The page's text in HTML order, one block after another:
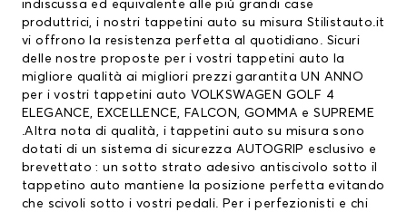
indiscussa ed equivalente alle più grandi case
produttrici, i nostri tappetini auto su misura Stilistauto.it
vi offrono la resistenza perfetta al quotidiano. Sicuri
delle nostre proposte per i vostri tappetini auto la
migliore qualità ai migliori prezzi garantita UN ANNO
per i vostri tappetini auto VOLKSWAGEN GOLF 4
ELEGANCE, EXCELLENCE, FALCON, GOMMA e SUPREME
.Altra nota di qualità, i tappetini auto su misura sono
dotati di un sistema di sicurezza AUTOGRIP esclusivo e
brevettato : un sotto strato adesivo antiscivolo sotto il
tappetino auto mantiene la posizione perfetta evitando
che scivoli sotto i vostri pedali. Per i perfezionisti e chi